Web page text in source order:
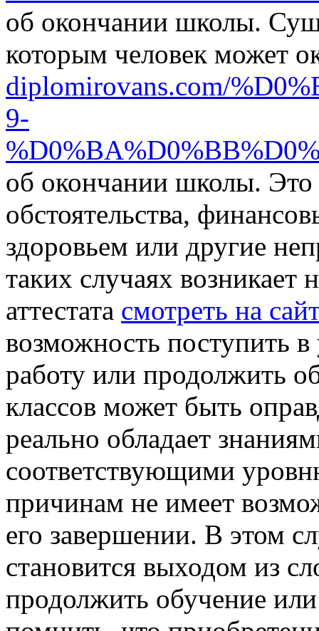
об окончании школы.
которым человек может
diplomirovans.com/
9-
об окончании школы.
обстоятельства,
здоровьем или другие
таких случаях возникает
аттестата смотреть на
возможность поступить в
работу или продолжить
классов может быть
реально обладает
соответствующими
причинам не имеет
его завершении. В этом
становится выходом из
продолжить обучение